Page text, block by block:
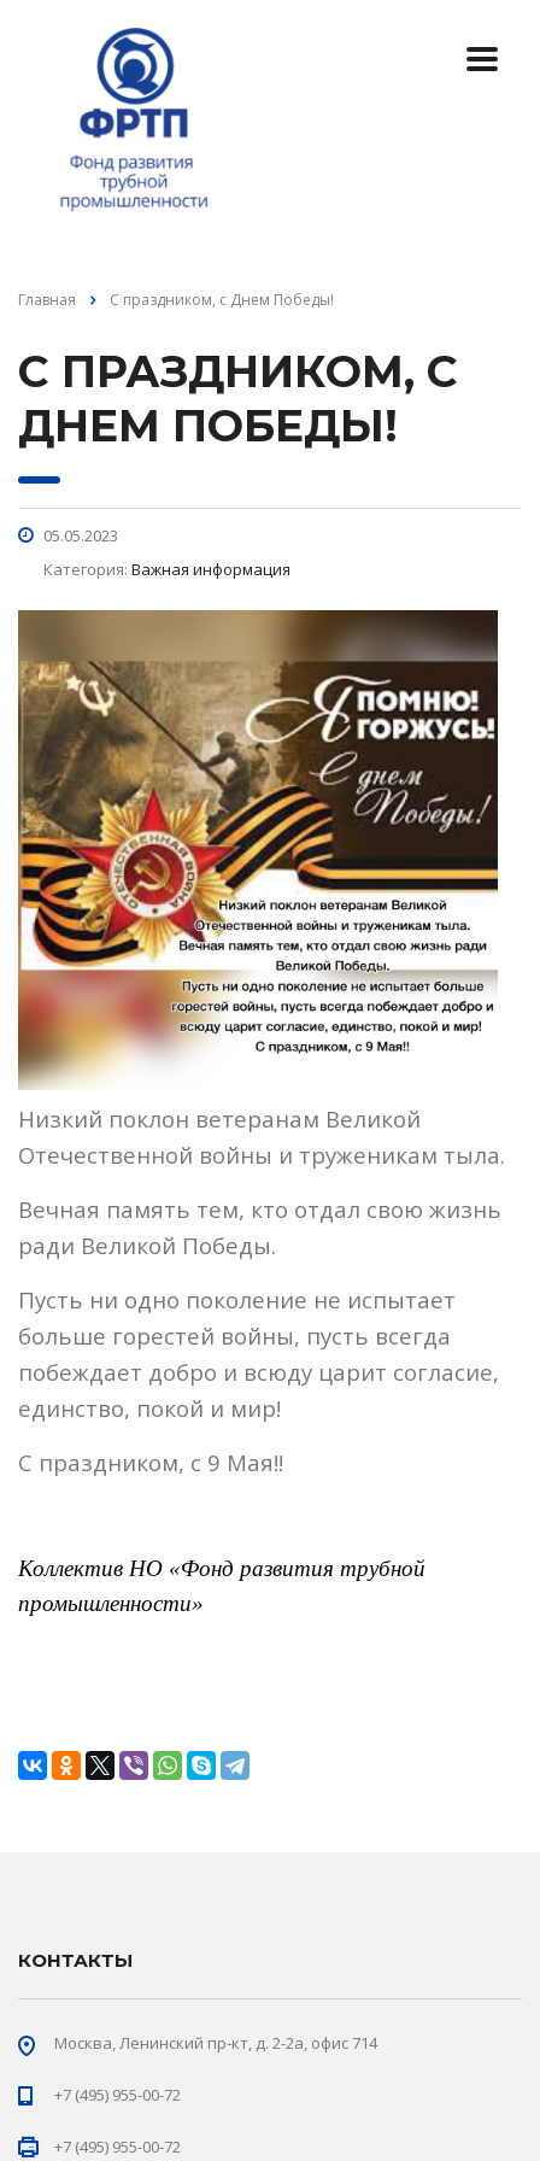
Главная С праздником, с Днем Победы!
С ПРАЗДНИКОМ, С
ДНЕМ ПОБЕДЫ!
05.05.2023
Категория: Важная информация
Низкий поклон ветеранам Великой
Отечественной войны и труженикам тыла.
Вечная память тем, кто отдал свою жизнь
ради Великой Победы.
Пусть ни одно поколение не испытает
больше горестей войны, пусть всегда
побеждает добро и всюду царит согласие,
единство, покой и мир!
С праздником, с 9 Мая!!
Коллектив НО «Фонд развития трубной
промышленности»
КОНТАКТЫ
Москва, Ленинский пр-кт, д. 2-2а, офис 714
+7 (495) 955-00-72
+7 (495) 955-00-72